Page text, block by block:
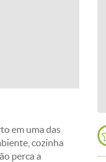
em uma das
cozinha
perca a